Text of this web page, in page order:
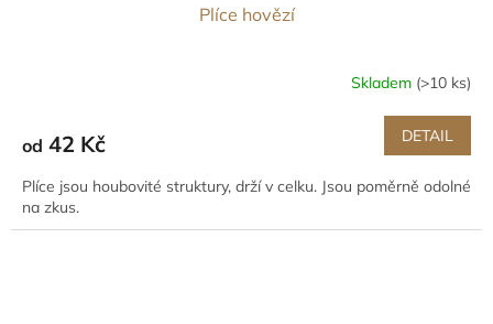
Plíce hovězí
Skladem (>10 ks)
od 42 Kč DETAIL
Plíce jsou houbovité struktury, drží v celku. Jsou poměrně odolné
na zkus.